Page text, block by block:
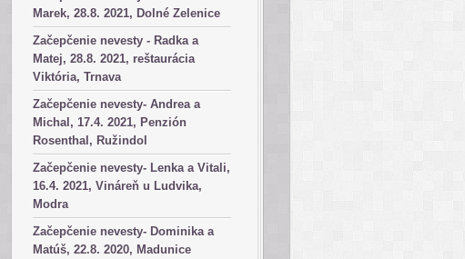
Marek, 28.8. 2021, Dolné Zelenice
Začepčenie nevesty - Radka a
Matej, 28.8. 2021, reštaurácia
Viktória, Trnava
Začepčenie nevesty- Andrea a
Michal, 17.4. 2021, Penzión
Rosenthal, Ružindol
Začepčenie nevesty- Lenka a Vitali,
16.4. 2021, Vináreň u Ludvika,
Modra
Začepčenie nevesty- Dominika a
Matúš, 22.8. 2020, Madunice